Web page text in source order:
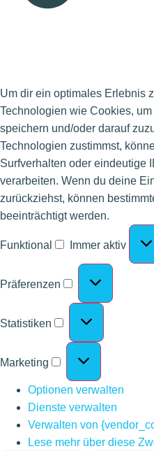
Um dir ein optimales Erlebnis
Technologien wie Cookies,
speichern und/oder darauf
Technologien zustimmst,
Surfverhalten oder eindeutige
verarbeiten. Wenn du deine
zurückziehst, können
beeinträchtigt werden.
Funktional Immer aktiv
Präferenzen
Statistiken
Marketing
Optionen verwalten
Dienste verwalten
Verwalten von
Lese mehr über diese